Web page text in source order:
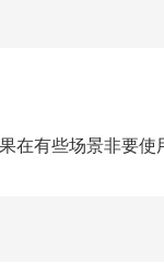
在有些场景非要